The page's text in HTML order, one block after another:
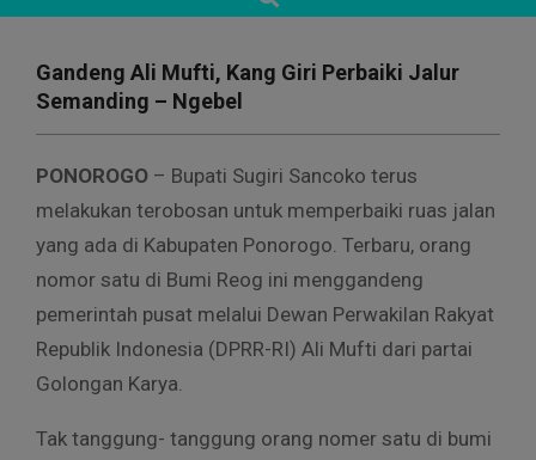
Gandeng Ali Mufti, Kang Giri Perbaiki Jalur
Semanding – Ngebel
PONOROGO – Bupati Sugiri Sancoko terus
melakukan terobosan untuk memperbaiki ruas jalan
yang ada di Kabupaten Ponorogo. Terbaru, orang
nomor satu di Bumi Reog ini menggandeng
pemerintah pusat melalui Dewan Perwakilan Rakyat
Republik Indonesia (DPRR-RI) Ali Mufti dari partai
Golongan Karya.
Tak tanggung- tanggung orang nomer satu di bumi